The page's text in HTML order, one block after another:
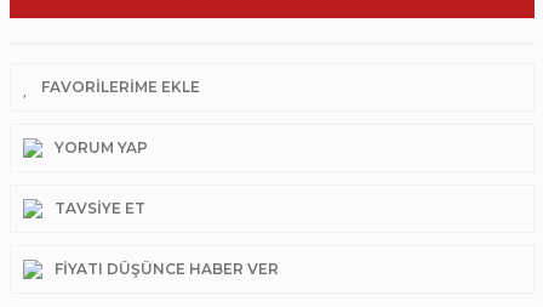
YORUM YAP
TAVSIYE ET
FIYATI DÜŞÜNCE HABER VER